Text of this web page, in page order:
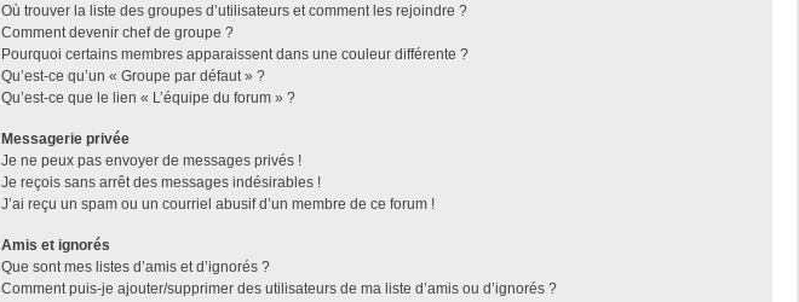
Où trouver la liste des groupes d’utilisateurs et comment les rejoindre ?
Comment devenir chef de groupe ?
Pourquoi certains membres apparaissent dans une couleur différente ?
Qu’est-ce qu’un « Groupe par défaut » ?
Qu’est-ce que le lien « L’équipe du forum » ?
Messagerie privée
Je ne peux pas envoyer de messages privés !
Je reçois sans arrêt des messages indésirables !
J’ai reçu un spam ou un courriel abusif d’un membre de ce forum !
Amis et ignorés
Que sont mes listes d’amis et d’ignorés ?
Comment puis-je ajouter/supprimer des utilisateurs de ma liste d’amis ou d’ignorés ?